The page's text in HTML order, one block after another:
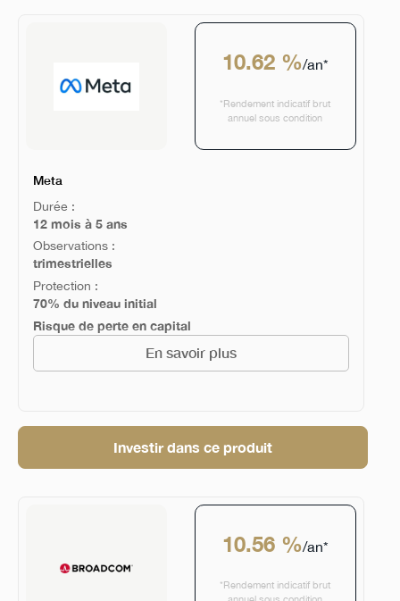
10.62 %/an*
*Rendement indicatif brut
annuel sous condition
Meta
Durée :
12 mois à 5 ans
Observations :
trimestrielles
Protection :
70% du niveau initial
Risque de perte en capital
En savoir plus
Investir dans ce produit
10.56 %/an*
*Rendement indicatif brut